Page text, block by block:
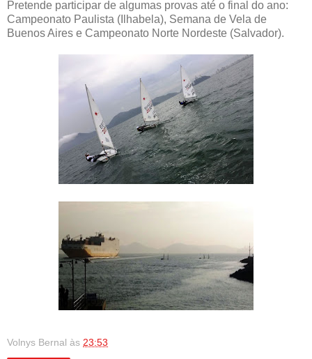
Pretende participar de algumas provas até o final do ano:
Campeonato Paulista (Ilhabela), Semana de Vela de
Buenos Aires e Campeonato Norte Nordeste (Salvador).
Volnys Bernal às 23:53